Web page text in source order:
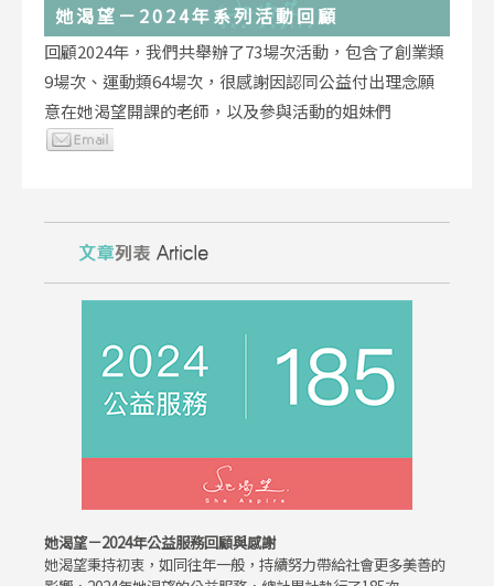
她渴望－2024年系列活動回顧
回顧2024年，我們共舉辦了73場次活動，包含了創業類
9場次、運動類64場次，很感謝因認同公益付出理念願
意在她渴望開課的老師，以及參與活動的姐妹們
她渴望－2024年公益服務回顧與感謝
她渴望秉持初衷，如同往年一般，持續努力帶給社會更多美善的